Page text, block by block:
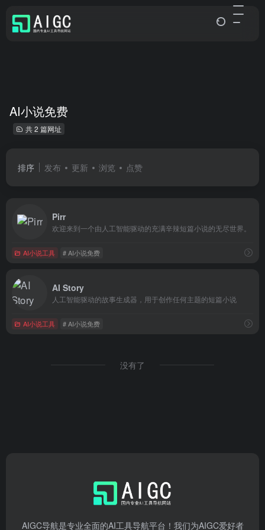
AI小说免费
共 2 篇网址
排序 发布 更新 浏览 点赞
Pirr
欢迎来到一个由人工智能驱动的充满辛辣短篇小说的无尽世界。
AI小说工具 # AI小说免费
AI Story
人工智能驱动的故事生成器，用于创作任何主题的短篇小说
AI小说工具 # AI小说免费
没有了
AIGC导航是专业全面的AI工具导航平台！我们为AIGC爱好者